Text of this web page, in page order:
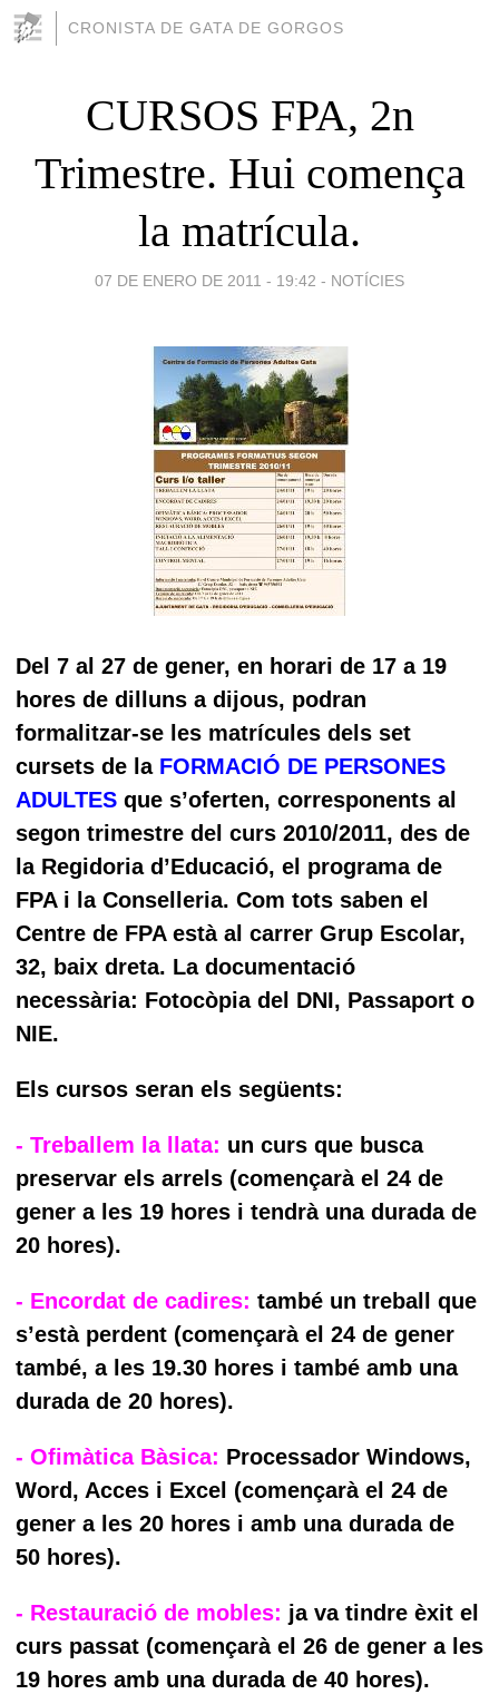
CRONISTA DE GATA DE GORGOS
CURSOS FPA, 2n
Trimestre. Hui comença
la matrícula.
07 DE ENERO DE 2011 - 19:42 - NOTÍCIES
Del 7 al 27 de gener, en horari de 17 a 19
hores de dilluns a dijous, podran
formalitzar-se les matrícules dels set
cursets de la FORMACIÓ DE PERSONES
ADULTES que s’oferten, corresponents al
segon trimestre del curs 2010/2011, des de
la Regidoria d’Educació, el programa de
FPA i la Conselleria. Com tots saben el
Centre de FPA està al carrer Grup Escolar,
32, baix dreta. La documentació
necessària: Fotocòpia del DNI, Passaport o
NIE.
Els cursos seran els següents:
- Treballem la llata: un curs que busca
preservar els arrels (començarà el 24 de
gener a les 19 hores i tendrà una durada de
20 hores).
- Encordat de cadires: també un treball que
s’està perdent (començarà el 24 de gener
també, a les 19.30 hores i també amb una
durada de 20 hores).
- Ofimàtica Bàsica: Processador Windows,
Word, Acces i Excel (començarà el 24 de
gener a les 20 hores i amb una durada de
50 hores).
- Restauració de mobles: ja va tindre èxit el
curs passat (començarà el 26 de gener a les
19 hores amb una durada de 40 hores).